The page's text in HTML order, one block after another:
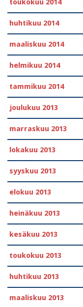
toukokuu 2014
huhtikuu 2014
maaliskuu 2014
helmikuu 2014
tammikuu 2014
joulukuu 2013
marraskuu 2013
lokakuu 2013
syyskuu 2013
elokuu 2013
heinäkuu 2013
kesäkuu 2013
toukokuu 2013
huhtikuu 2013
maaliskuu 2013